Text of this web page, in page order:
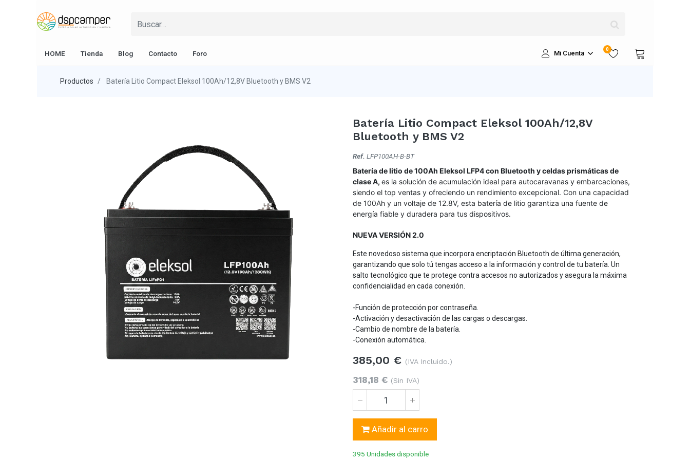
HOME Tienda Blog Contacto Foro Mi Cuenta
0
Productos Batería Litio Compact Eleksol 100Ah/12,8V Bluetooth y BMS V2
Batería Litio Compact Eleksol 100Ah/12,8V
Bluetooth y BMS V2
Ref. LFP100AH-B-BT
Batería de litio de 100Ah Eleksol LFP4 con Bluetooth y celdas prismáticas de
clase A, es la solución de acumulación ideal para autocaravanas y embarcaciones,
siendo el top ventas y ofreciendo un rendimiento excepcional. Con una capacidad
de 100Ah y un voltaje de 12.8V, esta batería de litio garantiza una fuente de
energía fiable y duradera para tus dispositivos.
NUEVA VERSIÓN 2.0
Este novedoso sistema que incorpora encriptación Bluetooth de última generación,
garantizando que solo tú tengas acceso a la información y control de tu batería. Un
salto tecnológico que te protege contra accesos no autorizados yasegura la máxima
confidencialidad en cada conexión.
-Función de protección por contraseña.
-Activación y desactivación de las cargas o descargas.
-Cambio de nombre de la batería.
-Conexión automática.
385,00 € (IVA Incluido.)
318,18 € (Sin IVA)
Añadir al carro
395 Unidadesdisponible